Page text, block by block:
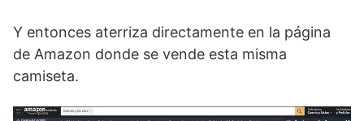
Y entonces aterriza directamente en la página
de Amazon donde se vende esta misma
camiseta.